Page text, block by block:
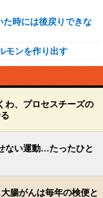
時には後戻りできな
モンを作り出す
わ、プロセスチーズの
ない運動…たったひと
腸がんは毎年の検便と